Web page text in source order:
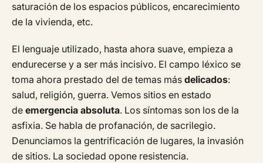
saturación de los espacios públicos, encarecimiento
de la vivienda, etc.
El lenguaje utilizado, hasta ahora suave, empieza a
endurecerse y a ser más incisivo. El campo léxico se
toma ahora prestado del de temas más delicados:
salud, religión, guerra. Vemos sitios en estado
de emergencia absoluta. Los síntomas son los de la
asfixia. Se habla de profanación, de sacrilegio.
Denunciamos la gentrificación de lugares, la invasión
de sitios. La sociedad opone resistencia.